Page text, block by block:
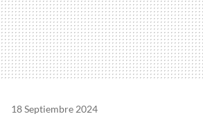
18 Septiembre 2024